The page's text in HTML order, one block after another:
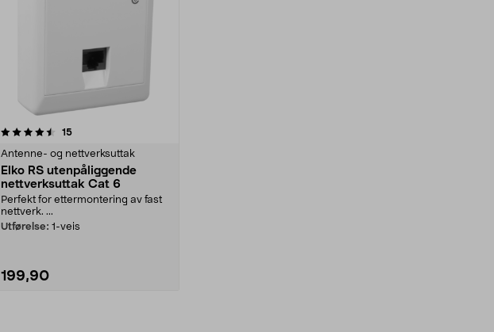
15anmeldelser
Antenne- og nettverksuttak
Elko RS utenpåliggende
nettverksuttak Cat 6
Perfekt for ettermontering av fast
nettverk. ...
Utførelse: 1-veis
199,90